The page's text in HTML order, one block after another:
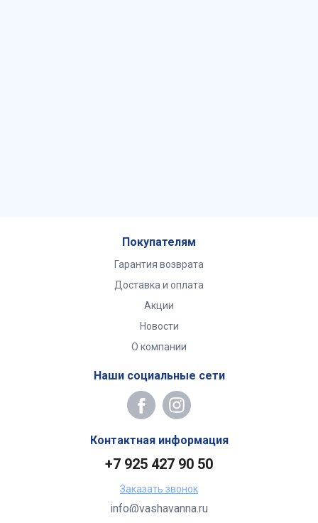
Покупателям
Гарантия возврата
Доставка и оплата
Акции
Новости
О компании
Наши социальные сети
Контактная информация
+7 925 427 90 50
Заказать звонок
info@vashavanna.ru